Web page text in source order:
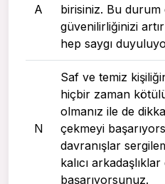
A
birisiniz. Bu
güvenilirliğinizi
hep saygı
N
Saf ve temiz
hiçbir zaman
olmanız ile de
çekmeyi
davranışlar
kalıcı
başarıyorsunuz.